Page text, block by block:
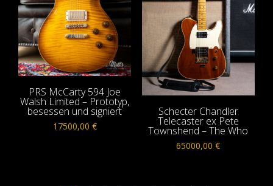
PRS McCarty 594 Joe
Walsh Limited – Prototyp,
besessen und signiert
17500,00 €
Schecter Chandler
Telecaster ex Pete
Townshend – The Who
65000,00€